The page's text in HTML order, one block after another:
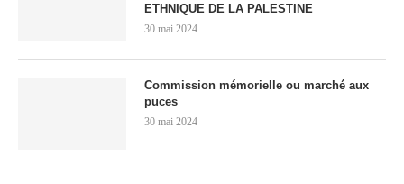
ETHNIQUE DE LA PALESTINE
30 mai 2024
Commission mémorielle ou marché aux
puces
30 mai 2024